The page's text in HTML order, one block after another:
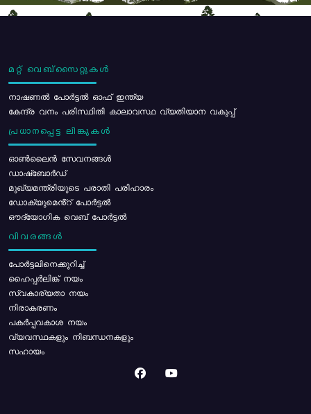
മറ്റ് വെബ്സൈറ്റുകൾ
നാഷണൽ പോർട്ടൽ ഓഫ് ഇന്ത്യ
കേന്ദ്ര വനം പരിസ്ഥിതി കാലാവസ്ഥ വ്യതിയാന വകുപ്പ്
പ്രധാനപ്പെട്ട ലിങ്കുകൾ
ഓൺലൈൻ സേവനങ്ങൾ
ഡാഷ്ബോർഡ്
മുഖ്യമന്ത്രിയുടെ പരാതി പരിഹാരം
ഡോക്യുമെൻ്റ് പോർട്ടൽ
ഔദ്യോഗിക വെബ് പോർട്ടൽ
വിവരങ്ങൾ
പോര്‍ട്ടലിനെക്കുറിച്ച്
ഹൈപ്പർലിങ്ക് നയം
സ്വകാര്യതാ നയം
നിരാകരണം
പകർപ്പവകാശ നയം
വ്യവസ്ഥകളും നിബന്ധനകളും
സഹായം